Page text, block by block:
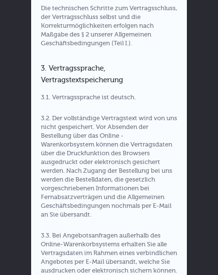
Die technischen Schritte zum Vertragsschluss,
der Vertragsschluss selbst und die
Korrekturmöglichkeiten erfolgen nach
Maßgabe des § 2 unserer Allgemeinen
Geschäftsbedingungen (Teil I.).
3. Vertragssprache,
Vertragstextspeicherung
3.1. Vertragssprache ist deutsch.
3.2. Der vollständige Vertragstext wird von uns
nicht gespeichert. Vor Absenden der
Bestellung über das Online -
Warenkorbsystem können die Vertragsdaten
über die Druckfunktion des Browsers
ausgedruckt oder elektronisch gesichert
werden. Nach Zugang der Bestellung bei uns
werden die Bestelldaten, die gesetzlich
vorgeschriebenen Informationen bei
Fernabsatzverträgen und die Allgemeinen
Geschäftsbedingungen nochmals per E-Mail
an Sie übersandt.
3.3. Bei Angebotsanfragen außerhalb des
Online-Warenkorbsystems erhalten Sie alle
Vertragsdaten im Rahmen eines verbindlichen
Angebotes per E-Mail übersandt, welche Sie
ausdrucken oder elektronisch sichern können.